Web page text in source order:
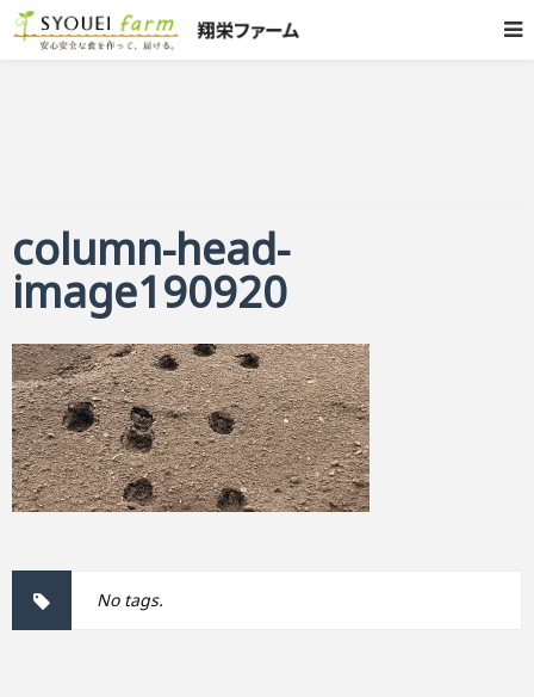
column-head-
image190920
No tags.